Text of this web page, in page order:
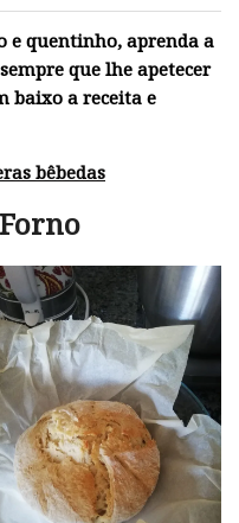
e quentinho, aprenda a
que lhe apetecer
baixo a receita e
bêbedas